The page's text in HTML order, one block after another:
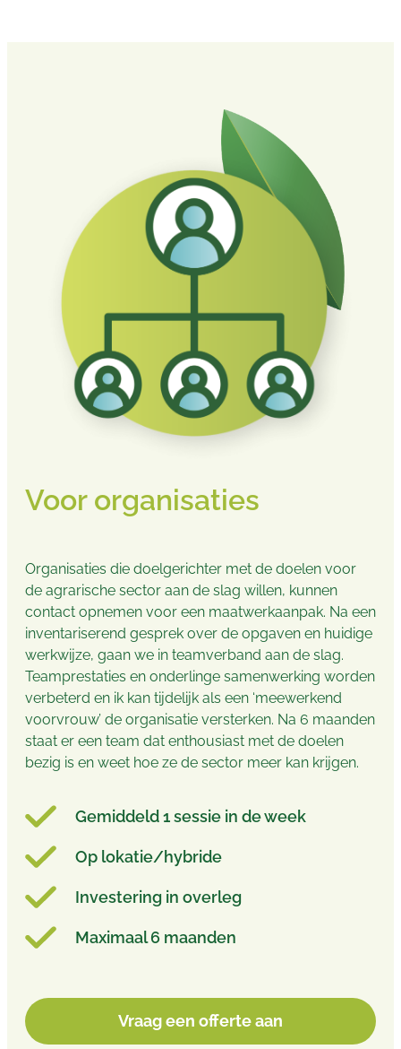
Voor organisaties
Organisaties die doelgerichter met de doelen voor
de agrarische sector aan de slag willen, kunnen
contact opnemen voor een maatwerkaanpak. Na een
inventariserend gesprek over de opgaven en huidige
werkwijze, gaan we in teamverband aan de slag.
Teamprestaties en onderlinge samenwerking worden
verbeterd en ik kan tijdelijk als een ‘meewerkend
voorvrouw’ de organisatie versterken. Na 6 maanden
staat er een team dat enthousiast met de doelen
bezig is en weet hoe ze de sector meer kan krijgen.
Gemiddeld 1 sessie in de week
Op lokatie/hybride
Investering in overleg
Maximaal 6 maanden
Vraag een offerte aan